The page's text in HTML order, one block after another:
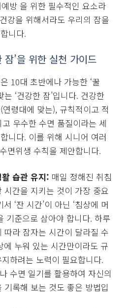
방 을 위한 필수적인 요소라
강을 위해서라도 우리의 잠을
니다.
잠’을 위한 실천 가이드
10대 초반에나 가능한 ‘꿀
‘건강한 잠’입니다. 건강한
령대에 맞는), 규칙적이고 적
우수한 수면 품질이라는 세
니다. 이를 위해 시니어 여러
면위생 수칙을 제안합니다.
습관 유지: 매일 정해진 취침
시간을 지키는 것이 가장 중요
‘잔 시간’이 아닌 ‘침상에 머
기준으로 삼아야 합니다. 하루
따라 잠자는 시간이 달라질 수
에 누워 있는 시간만이라도 규
하려는 노력이 필요합니다.
수면 일기를 활용하여 자신의
기록해 보는 것도 좋은 방법입